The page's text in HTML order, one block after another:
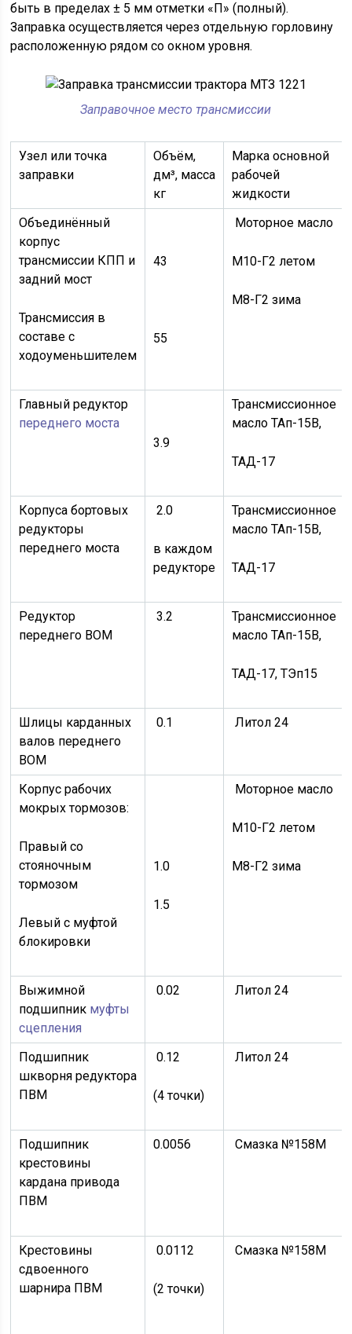
быть в пределах ± 5 мм отметки «П» (полный).
Заправка осуществляется через отдельную горловину
расположенную рядом со окном уровня.
Заправочное место трансмиссии
Узел или точка
заправки
Объём,
дм³, масса
кг
Марка основной
рабочей
жидкости
Объединённый
корпус
трансмиссии КПП и
задний мост
Трансмиссия в
составе с
ходоуменьшителем
43
55
Моторное масло
М10-Г2 летом
М8-Г2 зима
Главный редуктор
переднего моста
3.9
Трансмиссионное
масло ТАп-15В,
ТАД-17
Корпуса бортовых
редукторы
переднего моста
2.0
в каждом
редукторе
Трансмиссионное
масло ТАп-15В,
ТАД-17
Редуктор
переднего ВОМ
3.2
Трансмиссионное
масло ТАп-15В,
ТАД-17, ТЭп15
Шлицы карданных
валов переднего
ВОМ
0.1 Литол 24
Корпус рабочих
мокрых тормозов:
Правый со
стояночным
тормозом
Левый с муфтой
блокировки
1.0
1.5
Моторное масло
М10-Г2 летом
М8-Г2 зима
Выжимной
подшипник муфты
сцепления
0.02 Литол 24
Подшипник
шкворня редуктора
ПВМ
0.12
(4 точки)
Литол 24
Подшипник
крестовины
кардана привода
ПВМ
0.0056 Смазка №158М
Крестовины
сдвоенного
шарнира ПВМ
0.0112
(2 точки)
Смазка №158М